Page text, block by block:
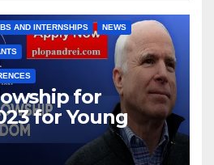
AND INTERNSHIPS NEWS
for
for Young